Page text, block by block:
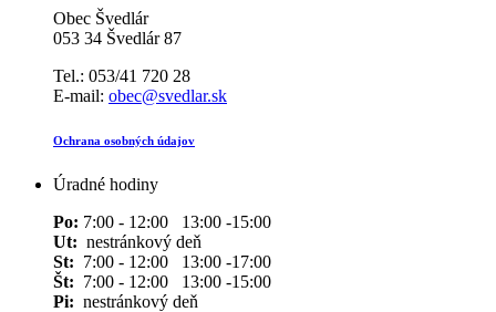
Obec Švedlár
053 34 Švedlár 87
Tel.: 053/41 720 28
E-mail: obec@svedlar.sk
Ochrana osobných údajov
Úradné hodiny
Po: 7:00 - 12:00 13:00 -15:00
Ut: nestránkový deň
St: 7:00 - 12:00 13:00 -17:00
Št: 7:00 - 12:00 13:00 -15:00
Pi: nestránkový deň